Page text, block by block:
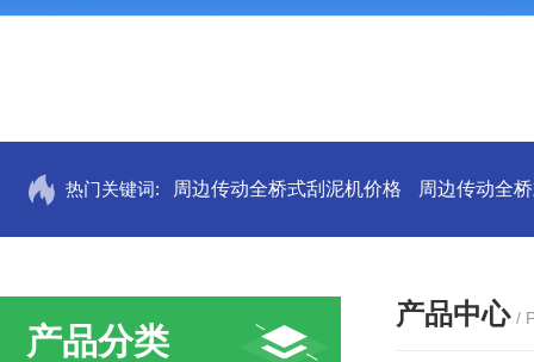
热门关键词: 周边传动全桥式刮泥机价格 周边传动全
产品分类
产品中心 /